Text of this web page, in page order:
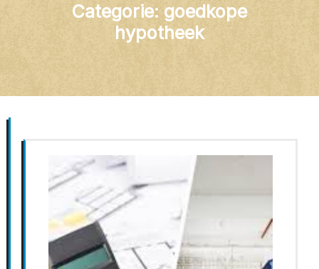
Categorie: goedkope
hypotheek